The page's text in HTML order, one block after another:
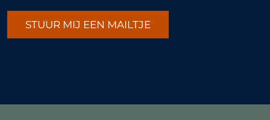
STUUR MIJ EEN MAILTJE